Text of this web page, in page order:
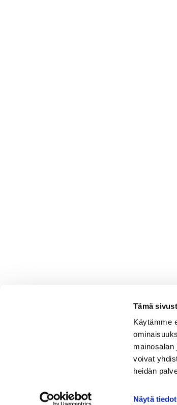
Tämä
Käytämme
voivat
heidän
Näytä tiedot